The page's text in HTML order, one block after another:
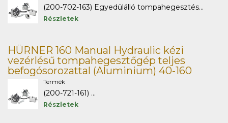
(200-702-163) Egyedülálló tompahegesztés...
Részletek
HÜRNER 160 Manual Hydraulic kézi
vezérlésű tompahegesztőgép teljes
befogósorozattal (Aluminium) 40-160
Termék
(200-721-161) ...
Részletek